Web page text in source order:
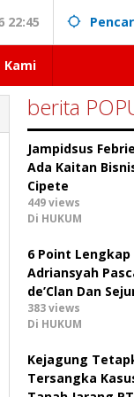
22:45
berita
Jampidsus
Ada Kaitan
Cipete
449 views
Di HUKUM
6 Point Lengkap
Adriansyah
de’Clan Dan
383 views
Di HUKUM
Kejagung
Tersangka